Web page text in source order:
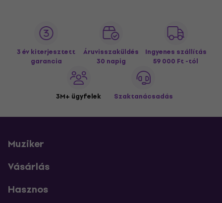
3 év kiterjesztett
garancia
Áruvisszaküldés
30 napig
Ingyenes szállítás
59 000 Ft -tól
3M+ ügyfelek Szaktanácsadás
Muziker
Vásárlás
Hasznos